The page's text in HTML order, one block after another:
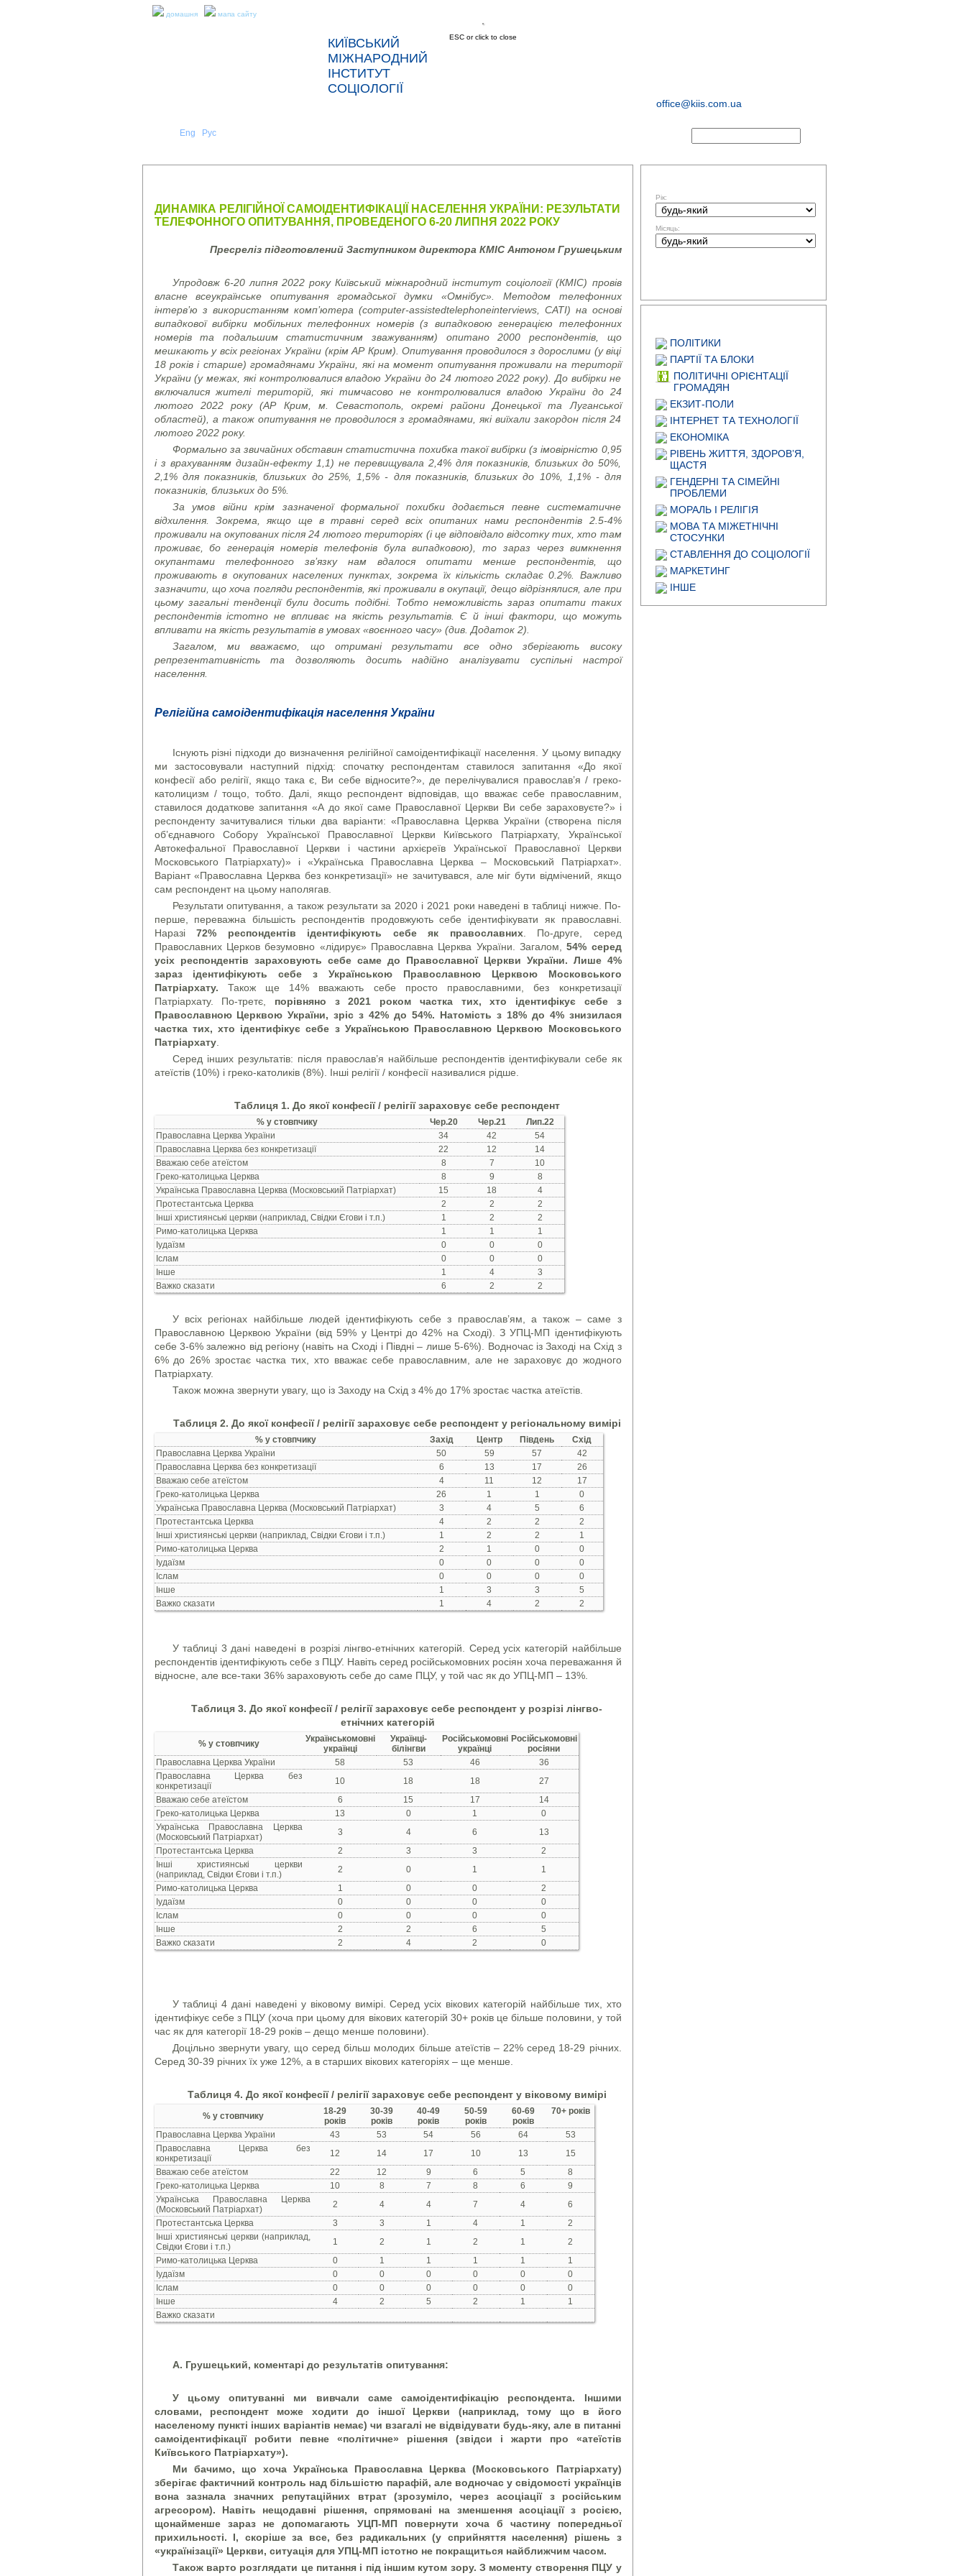
домашня мапа сайту
КИЇВСЬКИЙ
МІЖНАРОДНИЙ
ІНСТИТУТ
СОЦІОЛОГІЇ
office@kiis.com.ua
Eng Рус
ESC or click to close
ДИНАМІКА РЕЛІГІЙНОЇ САМОІДЕНТИФІКАЦІЇ НАСЕЛЕННЯ УКРАЇНИ: РЕЗУЛЬТАТИ
ТЕЛЕФОННОГО ОПИТУВАННЯ, ПРОВЕДЕНОГО 6-20 ЛИПНЯ 2022 РОКУ
Пресреліз підготовлений Заступником директора КМІС Антоном Грушецьким
Упродовж 6-20 липня 2022 року Київський міжнародний інститут соціології (КМІС) провів
власне всеукраїнське опитування громадської думки «Омнібус». Методом телефонних
інтерв’ю з використанням комп’ютера (computer-assistedtelephoneinterviews, CATI) на основі
випадкової вибірки мобільних телефонних номерів (з випадковою генерацією телефонних
номерів та подальшим статистичним зважуванням) опитано 2000 респондентів, що
мешкають у всіх регіонах України (крім АР Крим). Опитування проводилося з дорослими (у віці
18 років і старше) громадянами України, які на момент опитування проживали на території
України (у межах, які контролювалися владою України до 24 лютого 2022 року). До вибірки не
включалися жителі територій, які тимчасово не контролювалися владою України до 24
лютого 2022 року (АР Крим, м. Севастополь, окремі райони Донецької та Луганської
областей), а також опитування не проводилося з громадянами, які виїхали закордон після 24
лютого 2022 року.
Формально за звичайних обставин статистична похибка такої вибірки (з імовірністю 0,95
і з врахуванням дизайн-ефекту 1,1) не перевищувала 2,4% для показників, близьких до 50%,
2,1% для показників, близьких до 25%, 1,5% - для показників, близьких до 10%, 1,1% - для
показників, близьких до 5%.
За умов війни крім зазначеної формальної похибки додається певне систематичне
відхилення. Зокрема, якщо ще в травні серед всіх опитаних нами респондентів 2.5-4%
проживали на окупованих після 24 лютого територіях (і це відповідало відсотку тих, хто там
проживає, бо генерація номерів телефонів була випадковою), то зараз через вимкнення
окупантами телефонного зв’язку нам вдалося опитати менше респондентів, що
проживають в окупованих населених пунктах, зокрема їх кількість складає 0.2%. Важливо
зазначити, що хоча погляди респондентів, які проживали в окупації, дещо відрізнялися, але при
цьому загальні тенденції були досить подібні. Тобто неможливість зараз опитати таких
респондентів істотно не впливає на якість результатів. Є й інші фактори, що можуть
впливати на якість результатів в умовах «воєнного часу» (див. Додаток 2).
Загалом, ми вважаємо, що отримані результати все одно зберігають високу
репрезентативність та дозволяють досить надійно аналізувати суспільні настрої
населення.
Релігійна самоідентифікація населення України
Існують різні підходи до визначення релігійної самоідентифікації населення. У цьому випадку
ми застосовували наступний підхід: спочатку респондентам ставилося запитання «До якої
конфесії або релігії, якщо така є, Ви себе відносите?», де перелічувалися православ’я / греко-
католицизм / тощо, тобто. Далі, якщо респондент відповідав, що вважає себе православним,
ставилося додаткове запитання «А до якої саме Православної Церкви Ви себе зараховуєте?» і
респонденту зачитувалися тільки два варіанти: «Православна Церква України (створена після
об’єднавчого Собору Української Православної Церкви Київського Патріархату, Української
Автокефальної Православної Церкви і частини архієреїв Української Православної Церкви
Московського Патріархату)» і «Українська Православна Церква – Московський Патріархат».
Варіант «Православна Церква без конкретизації» не зачитувався, але міг бути відмічений, якщо
сам респондент на цьому наполягав.
Результати опитування, а також результати за 2020 і 2021 роки наведені в таблиці нижче. По-
перше, переважна більшість респондентів продовжують себе ідентифікувати як православні.
Наразі 72% респондентів ідентифікують себе як православних. По-друге, серед
Православних Церков безумовно «лідирує» Православна Церква України. Загалом,54% серед
усіх респондентів зараховують себе саме до Православної Церкви України. Лише 4%
зараз ідентифікують себе з Українською Православною Церквою Московського
Патріархату. Також ще 14% вважають себе просто православними, без конкретизації
Патріархату. По-третє, порівняно з 2021 роком частка тих, хто ідентифікує себе з
Православною Церквою України, зріс з 42% до 54%. Натомість з 18% до 4% знизилася
частка тих, хто ідентифікує себе з Українською Православною Церквою Московського
Патріархату.
Серед інших результатів: після православ’я найбільше респондентів ідентифікували себе як
атеїстів (10%) і греко-католиків (8%). Інші релігії / конфесії називалися рідше.
Таблиця 1. До якої конфесії / релігії зараховує себе респондент
% у стовпчику Чер.20 Чер.21
Лип.22
Православна Церква України
34 42
54
Православна Церква без конкретизації
22 12
14
Вважаю себе атеїстом
8 7
10
Греко-католицька Церква
8 9
8
Українська Православна Церква (Московський Патріархат)
15 18
4
Протестантська Церква
2 2
2
Інші християнські церкви (наприклад, Свідки Єгови і т.п.)
1 2
2
Римо-католицька Церква
1 1
1
Іудаїзм
0 0
0
Іслам
0 0
0
Інше
1 4
3
Важко сказати
6 2 2
У всіх регіонах найбільше людей ідентифікують себе з православ’ям, а також – саме з
Православною Церквою України (від 59% у Центрі до 42% на Сході). З УПЦ-МП ідентифікують
себе 3-6% залежно від регіону (навіть на Сході і Півдні – лише 5-6%). Водночас із Заході на Схід з
6% до 26% зростає частка тих, хто вважає себе православним, але не зараховує до жодного
Патріархату.
Також можна звернути увагу, що із Заходу на Схід з 4% до 17% зростає частка атеїстів.
Таблиця 2. До якої конфесії / релігії зараховує себе респондент у регіональному вимірі
% у стовпчику Захід Центр Південь
Схід
Православна Церква України
50 59 57
42
Православна Церква без конкретизації
6 13 17
26
Вважаю себе атеїстом
4 11 12
17
Греко-католицька Церква
26 1 1
0
Українська Православна Церква (Московський Патріархат)
3 4 5
6
Протестантська Церква
4 2 2
2
Інші християнські церкви (наприклад, Свідки Єгови і т.п.)
1 2 2
1
Римо-католицька Церква
2 1 0
0
Іудаїзм
0 0 0
0
Іслам
0 0 0
0
Інше
1 3 3
5
Важко сказати
1 4 2 2
У таблиці 3 дані наведені в розрізі лінгво-етнічних категорій. Серед усіх категорій найбільше
респондентів ідентифікують себе з ПЦУ. Навіть серед російськомовних росіян хоча переважання й
відносне, але все-таки 36% зараховують себе до саме ПЦУ, у той час як до УПЦ-МП – 13%.
Таблиця 3. До якої конфесії / релігії зараховує себе респондент у розрізі лінгво-
етнічних категорій
% у стовпчику
Українськомовні
українці
Українці-
білінгви
Російськомовні
українці
Російськомовні
росіяни
Православна Церква України
58 53 46
36
Православна Церква без
конкретизації
10 18 18
27
Вважаю себе атеїстом
6 15 17
14
Греко-католицька Церква
13 0 1
0
Українська Православна Церква
(Московський Патріархат)
3 4 6
13
Протестантська Церква
2 3 3
2
Інші християнські церкви
(наприклад, Свідки Єгови і т.п.)
2 0 1
1
Римо-католицька Церква
1 0 0
2
Іудаїзм
0 0 0
0
Іслам
0 0 0
0
Інше
2 2 6
5
Важко сказати
2 4 2 0
У таблиці 4 дані наведені у віковому вимірі. Серед усіх вікових категорій найбільше тих, хто
ідентифікує себе з ПЦУ (хоча при цьому для вікових категорій 30+ років це більше половини, у той
час як для категорії 18-29 років – дещо менше половини).
Доцільно звернути увагу, що серед більш молодих більше атеїстів – 22% серед 18-29 річних.
Серед 30-39 річних їх уже 12%, а в старших вікових категоріях – ще менше.
Таблиця 4. До якої конфесії / релігії зараховує себе респондент у віковому вимірі
% у стовпчику
18-29
років
30-39
років
40-49
років
50-59
років
60-69
років
70+ років
Православна Церква України 43 53 54 56 64
53
Православна Церква без
конкретизації
12 14 17 10 13
15
Вважаю себе атеїстом
22 12 9 6 5
8
Греко-католицька Церква
10 8 7 8 6
9
Українська Православна Церква
(Московський Патріархат)
2 4 4 7 4
6
Протестантська Церква
3 3 1 4 1
2
Інші християнські церкви (наприклад,
Свідки Єгови і т.п.)
1 2 1 2 1
2
Римо-католицька Церква
0 1 1 1 1
1
Іудаїзм
0 0 0 0 0
0
Іслам
0 0 0 0 0
0
Інше
4 2 5 2 1
1
Важко сказати
А. Грушецький, коментарі до результатів опитування:
У цьому опитуванні ми вивчали саме самоідентифікацію респондента. Іншими
словами, респондент може ходити до іншої Церкви (наприклад, тому що в його
населеному пункті інших варіантів немає) чи взагалі не відвідувати будь-яку, але в питанні
самоідентифікації робити певне «політичне» рішення (звідси і жарти про «атеїстів
Київського Патріархату»).
Ми бачимо, що хоча Українська Православна Церква (Московського Патріархату)
зберігає фактичний контроль над більшістю парафій, але водночас у свідомості українців
вона зазнала значних репутаційних втрат (зрозуміло, через асоціації з російським
агресором). Навіть нещодавні рішення, спрямовані на зменшення асоціації з росією,
щонайменше зараз не допомагають УЦП-МП повернути хоча б частину попередньої
прихильності. І, скоріше за все, без радикальних (у сприйняття населення) рішень з
«українізації» Церкви, ситуація для УПЦ-МП істотно не покращиться найближчим часом.
Також варто розглядати це питання і під іншим кутом зору. З моменту створення ПЦУ у
Рік:
Місяць:
ПОЛІТИКИ
ПАРТІЇ ТА БЛОКИ
ПОЛІТИЧНІ ОРІЄНТАЦІЇ
ГРОМАДЯН
ЕКЗИТ-ПОЛИ
ІНТЕРНЕТ ТА ТЕХНОЛОГІЇ
ЕКОНОМІКА
РІВЕНЬ ЖИТТЯ, ЗДОРОВ’Я,
ЩАСТЯ
ГЕНДЕРНІ ТА СІМЕЙНІ
ПРОБЛЕМИ
МОРАЛЬ І РЕЛІГІЯ
МОВА ТА МІЖЕТНІЧНІ
СТОСУНКИ
СТАВЛЕННЯ ДО СОЦІОЛОГІЇ
МАРКЕТИНГ
ІНШЕ